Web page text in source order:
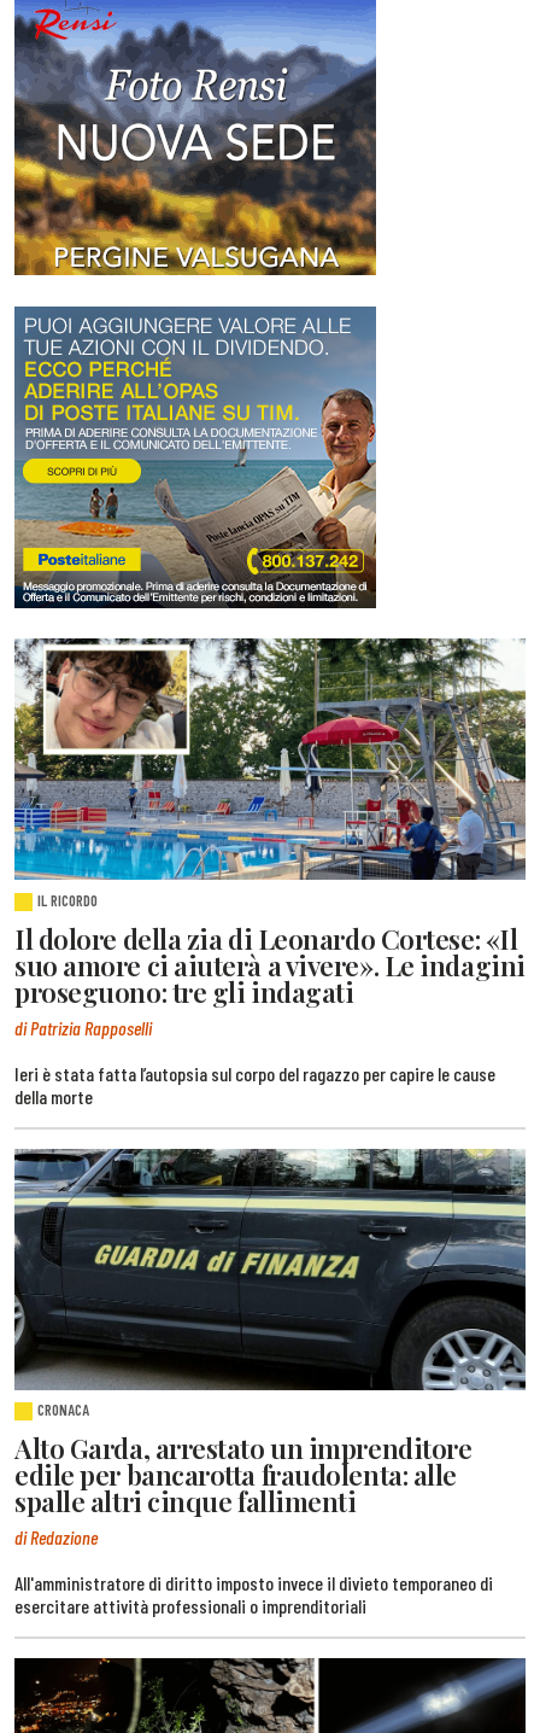
IL RICORDO
Il dolore della zia di Leonardo Cortese: «Il
suo amore ci aiuterà a vivere». Le indagini
proseguono: tre gli indagati
di Patrizia Rapposelli
Ieri è stata fatta l’autopsia sul corpo del ragazzo per capire le cause
della morte
CRONACA
Alto Garda, arrestato un imprenditore
edile per bancarotta fraudolenta: alle
spalle altri cinque fallimenti
di Redazione
All'amministratore di diritto imposto invece il divieto temporaneo di
esercitare attività professionali o imprenditoriali